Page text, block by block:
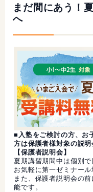
まだ間にあう！
へ
■入塾をご検討の方、お
方は保護者様対象の説
【保護者説明会】
夏期講習期間中は個別
お気軽に第一ゼミナール
また、保護者説明会の
能です。